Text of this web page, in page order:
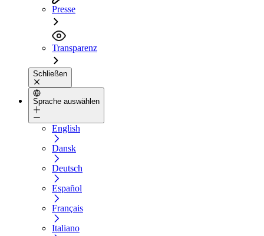
Presse
Transparenz
Schließen
Sprache auswählen
English
Dansk
Deutsch
Español
Français
Italiano